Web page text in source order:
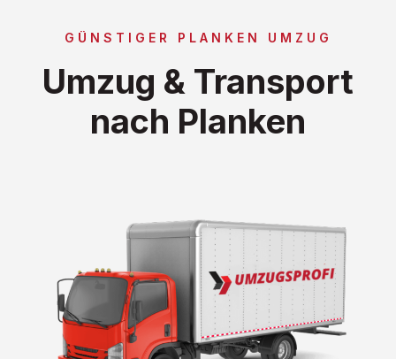
GÜNSTIGER PLANKEN UMZUG
Umzug & Transport
nach Planken